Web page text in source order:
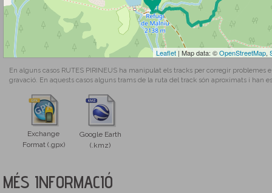
Leaflet | Map data: ©OpenStreetMap,
En alguns casos RUTES PIRINEUS ha manipulat els tracks per corregir problemes
gravació. En aquests casos alguns trams de la ruta del track són aproximats i han
Exchange
Format (.gpx)
Google Earth
(.kmz)
MÉS INFORMACIÓ